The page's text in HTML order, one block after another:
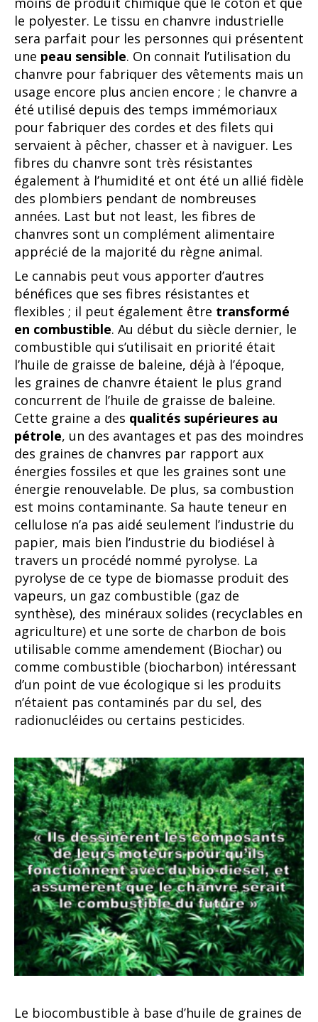
le polyester. Le tissu en chanvre industrielle
sera parfait pour les personnes qui présentent
une peau sensible. On connait l’utilisation du
chanvre pour fabriquer des vêtements mais un
usage encore plus ancien encore ; le chanvre a
été utilisé depuis des temps immémoriaux
pour fabriquer des cordes et des filets qui
servaient à pêcher, chasser et à naviguer. Les
fibres du chanvre sont très résistantes
également à l’humidité et ont été un allié fidèle
des plombiers pendant de nombreuses
années. Last but not least, les fibres de
chanvres sont un complément alimentaire
apprécié de la majorité du règne animal.
Le cannabis peut vous apporter d’autres
bénéfices que ses fibres résistantes et
flexibles ; il peut également être transformé
en combustible. Au début du siècle dernier, le
combustible qui s’utilisait en priorité était
l’huile de graisse de baleine, déjà à l’époque,
les graines de chanvre étaient le plus grand
concurrent de l’huile de graisse de baleine.
Cette graine a des qualités supérieures au
pétrole, un des avantages et pas des moindres
des graines de chanvres par rapport aux
énergies fossiles et que les graines sont une
énergie renouvelable. De plus, sa combustion
est moins contaminante. Sa haute teneur en
cellulose n’a pas aidé seulement l’industrie du
papier, mais bien l’industrie du biodiésel à
travers un procédé nommé pyrolyse. La
pyrolyse de ce type de biomasse produit des
vapeurs, un gaz combustible (gaz de
synthèse), des minéraux solides (recyclables en
agriculture) et une sorte de charbon de bois
utilisable comme amendement (Biochar) ou
comme combustible (biocharbon) intéressant
d’un point de vue écologique si les produits
n’étaient pas contaminés par du sel, des
radionucléides ou certains pesticides.
Le biocombustible à base d’huile de graines de